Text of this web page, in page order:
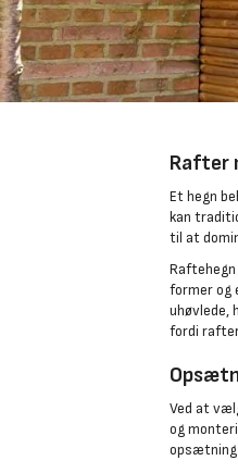
Rafter
Et hegn
kan
til at
former og
uhøvlede,
fordi
Ved at
og